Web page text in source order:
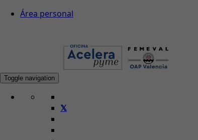
Área personal
Toggle navigation